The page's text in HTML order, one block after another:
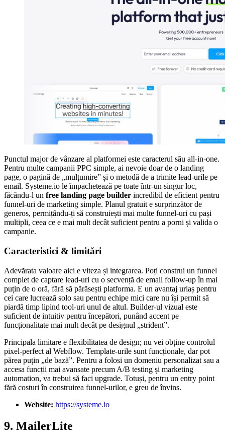
Punctul major de vânzare al platformei este caracterul său all-in-one.
Pentru multe campanii PPC simple, ai nevoie doar de o landing
page, o pagină de „mulțumire” și o metodă de a trimite lead-urile pe
email. Systeme.io le împachetează pe toate într-un singur loc,
făcându-l un free landing page builder incredibil de eficient pentru
funnel-uri de marketing simple. Planul gratuit e surprinzător de
generos, permițându-ți să construiești mai multe funnel-uri cu pași
multipli, ceea ce e mai mult decât suficient pentru a porni și valida o
campanie.
Caracteristici & limitări
Adevărata valoare aici e viteza și integrarea. Poți construi un funnel
complet de captare lead-uri cu o secvență de email follow-up în mai
puțin de o oră, fără să părăsești platforma. E un avantaj uriaș pentru
cei care lucrează solo sau pentru echipe mici care nu își permit să
piardă timp lipind tool-uri unul de altul. Builder-ul vizual este
suficient de intuitiv pentru începători, punând accent pe
funcționalitate mai mult decât pe designul „strident”.
Principala limitare e flexibilitatea de design; nu vei obține controlul
pixel-perfect al Webflow. Template-urile sunt funcționale, dar pot
părea puțin „de bază”. Pentru a folosi un domeniu personalizat sau a
accesa funcții mai avansate precum A/B testing și marketing
automation, va trebui să faci upgrade. Totuși, pentru un entry point
fără costuri în construirea funnel-urilor, e greu de învins.
Website: https://systeme.io
9. MailerLite